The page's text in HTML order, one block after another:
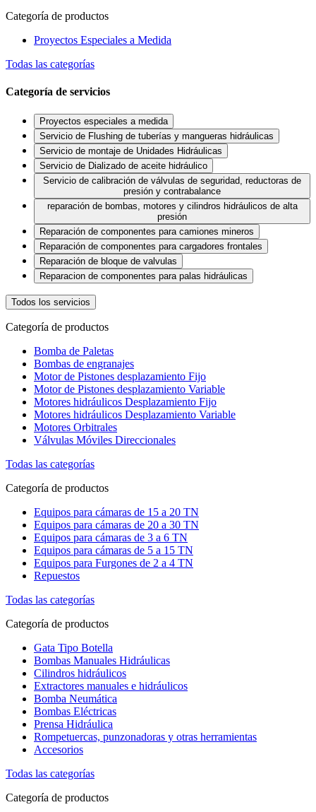
Categoría de productos
Proyectos Especiales a Medida
Todas las categorías
Categoría de servicios
Proyectos especiales a medida
Servicio de Flushing de tuberías y mangueras hidráulicas
Servicio de montaje de Unidades Hidráulicas
Servicio de Dializado de aceite hidráulico
Servicio de calibración de válvulas de seguridad, reductoras de
presión y contrabalance
reparación de bombas, motores y cilindros hidráulicos de alta
presión
Reparación de componentes para camiones mineros
Reparación de componentes para cargadores frontales
Reparación de bloque de valvulas
Reparacion de componentes para palas hidráulicas
Todos los servicios
Categoría de productos
Bomba de Paletas
Bombas de engranajes
Motor de Pistones desplazamiento Fijo
Motor de Pistones desplazamiento Variable
Motores hidráulicos Desplazamiento Fijo
Motores hidráulicos Desplazamiento Variable
Motores Orbitrales
Válvulas Móviles Direccionales
Todas las categorías
Categoría de productos
Equipos para cámaras de 15 a 20 TN
Equipos para cámaras de 20 a 30 TN
Equipos para cámaras de 3 a 6 TN
Equipos para cámaras de 5 a 15 TN
Equipos para Furgones de 2 a 4 TN
Repuestos
Todas las categorías
Categoría de productos
Gata Tipo Botella
Bombas Manuales Hidráulicas
Cilindros hidráulicos
Extractores manuales e hidráulicos
Bomba Neumática
Bombas Eléctricas
Prensa Hidráulica
Rompetuercas, punzonadoras y otras herramientas
Accesorios
Todas las categorías
Categoría de productos